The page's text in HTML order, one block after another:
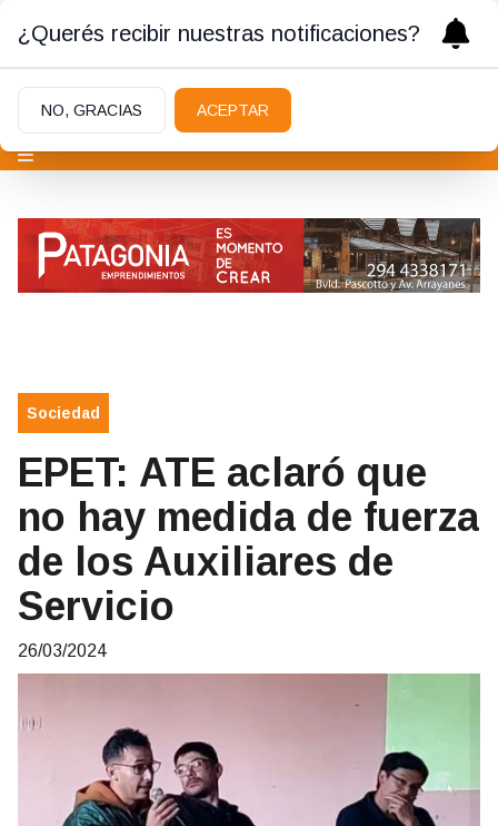
Sociedad
EPET: ATE aclaró que
no hay medida de fuerza
de los Auxiliares de
Servicio
26/03/2024
¿Querés recibir nuestras notificaciones?
NO, GRACIAS ACEPTAR